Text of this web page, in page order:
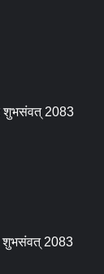
आज का पंचांग: आज दिनांक 6 अगस्त 2026 गुरुवार शुभसंवत् 2083
शुभसंवत् 2083